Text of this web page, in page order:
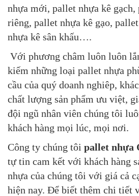
nhựa mới, pallet nhựa kê gạch,
riêng, pallet nhựa kê gạo,
nhựa kê sân khấu….
Với phương châm luôn luôn
kiếm những loại pallet nhựa
cầu của quý doanh nghiêp,
chất lượng sản phẩm ưu việt,
đội ngũ nhân viên chúng tôi
khách hàng mọi lúc, mọi nơi.
Công ty chúng tôi pallet nhựa
tự tin cam kết với khách hàng
nhựa của chúng tôi với giá cả
hiện nay. Để biết thêm chi tiết